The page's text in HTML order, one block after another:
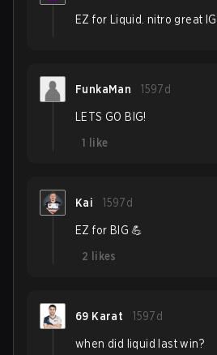
EZ for Liquid. nitro great IGL
FunkaMan 1597d
LETS GO BIG!
1
like
Kai 1597d
EZ for BIG 💪
2
likes
69 Karat 1597d
when did liquid last win?